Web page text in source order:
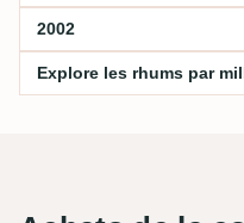
2002
Explore les rhums par